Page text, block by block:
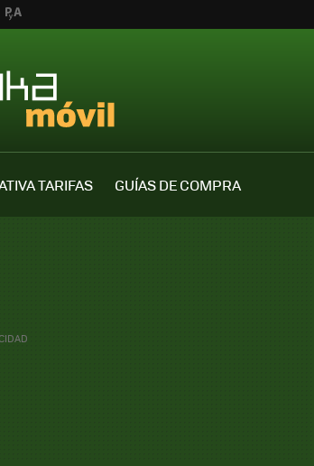
TARIFAS
GUÍAS DE COMPRA